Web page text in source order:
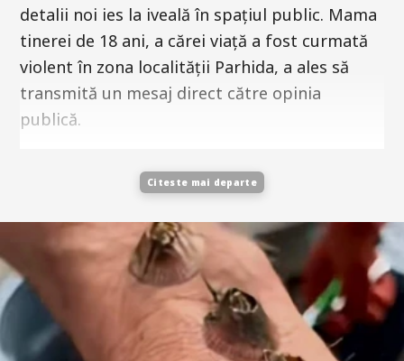
detalii noi ies la iveală în spațiul public. Mama
tinerei de 18 ani, a cărei viață a fost curmată
violent în zona localității Parhida, a ales să
transmită un mesaj direct către opinia
publică.
Citeste mai departe